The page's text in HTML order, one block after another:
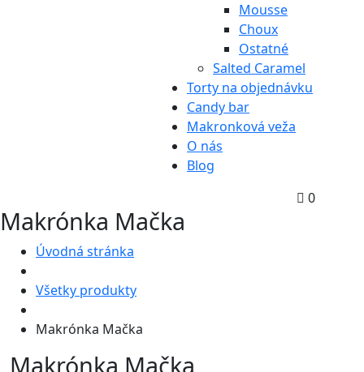
Mousse
Choux
Ostatné
Salted Caramel
Torty na objednávku
Candy bar
Makronková veža
O nás
Blog
0
Makrónka Mačka
Úvodná stránka
Všetky produkty
Makrónka Mačka
Makrónka Mačka